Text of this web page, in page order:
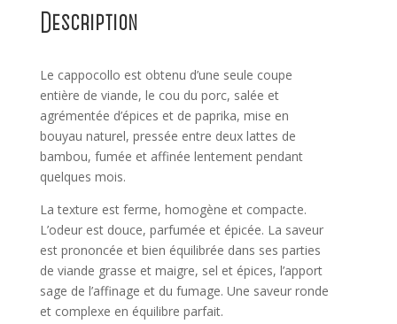
Description
Le cappocollo est obtenu d’une seule coupe
entière de viande, le cou du porc, salée et
agrémentée d’épices et de paprika, mise en
bouyau naturel, pressée entre deux lattes de
bambou, fumée et affinée lentement pendant
quelques mois.
La texture est ferme, homogène et compacte.
L’odeur est douce, parfumée et épicée. La saveur
est prononcée et bien équilibrée dans ses parties
de viande grasse et maigre, sel et épices, l’apport
sage de l’affinage et du fumage. Une saveur ronde
et complexe en équilibre parfait.